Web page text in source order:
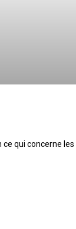
qui concerne les